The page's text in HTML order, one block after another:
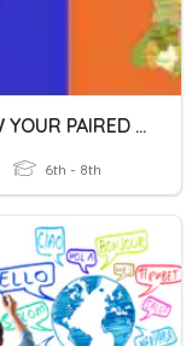
KNOW YOUR PAIRED STATES(Punjab & Andhra Pradesh)
6th - 8th